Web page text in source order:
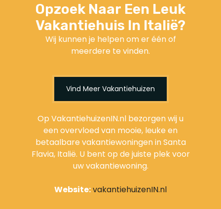
Opzoek Naar Een Leuk
Vakantiehuis In Italië?
Wij kunnen je helpen om er één of
meerdere te vinden.
Vind Meer Vakantiehuizen
Op VakantiehuizenIN.nl bezorgen wij u
een overvloed van mooie, leuke en
betaalbare vakantiewoningen in Santa
Flavia, Italië. U bent op de juiste plek voor
uw vakantiewoning.
Website:vakantiehuizenIN.nl